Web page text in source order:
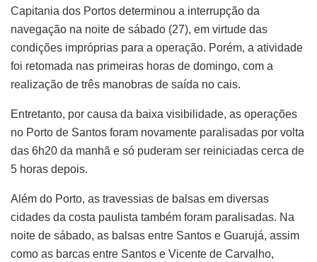
Capitania dos Portos determinou a interrupção da
navegação na noite de sábado (27), em virtude das
condições impróprias para a operação. Porém, a atividade
foi retomada nas primeiras horas de domingo, com a
realização de três manobras de saída no cais.
Entretanto, por causa da baixa visibilidade, as operações
no Porto de Santos foram novamente paralisadas por volta
das 6h20 da manhã e só puderam ser reiniciadas cerca de
5 horas depois.
Além do Porto, as travessias de balsas em diversas
cidades da costa paulista também foram paralisadas. Na
noite de sábado, as balsas entre Santos e Guarujá, assim
como as barcas entre Santos e Vicente de Carvalho,